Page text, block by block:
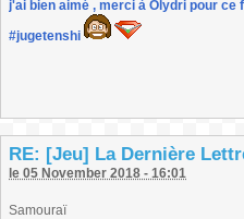
j'ai bien aimé , merci à Olydri pour ce
#jugetenshi
RE: [Jeu] La Dernière
le 05 November 2018 - 16:01
Samouraï